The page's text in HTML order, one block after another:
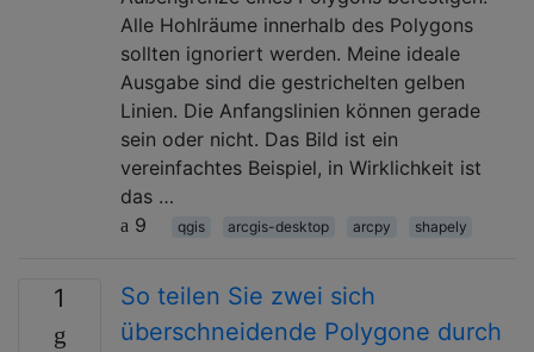
Alle Hohlräume innerhalb des Polygons
sollten ignoriert werden. Meine ideale
Ausgabe sind die gestrichelten gelben
Linien. Die Anfangslinien können gerade
sein oder nicht. Das Bild ist ein
vereinfachtes Beispiel, in Wirklichkeit ist
das …
9
qgis arcgis-desktop arcpy shapely
1
So teilen Sie zwei sich
überschneidende Polygone durch